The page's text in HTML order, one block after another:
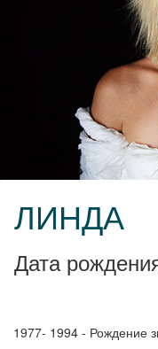
ЛИНДА
Дата
1977- 1994 - Рождение